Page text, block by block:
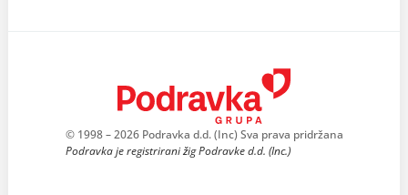
© 1998 – 2026 Podravka d.d. (Inc) Sva prava pridržana
Podravka je registrirani žig Podravke d.d. (Inc.)